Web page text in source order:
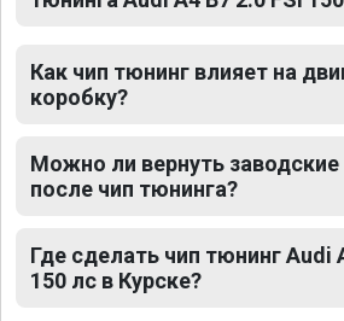
Как чип тюнинг влияет на
коробку?
Можно ли вернуть заводские
после чип тюнинга?
Где сделать чип тюнинг Audi
150 лс в Курске?